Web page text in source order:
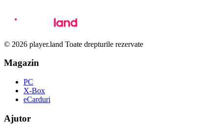
© 2026 player.land Toate drepturile rezervate
Magazin
PC
X-Box
eCarduri
Ajutor